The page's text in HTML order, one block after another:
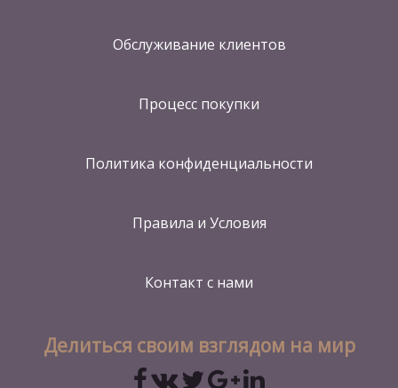
Обслуживание клиентов
Процесс покупки
Политика конфиденциальности
Правила и Условия
Контакт с нами
Делиться своим взглядом на мир